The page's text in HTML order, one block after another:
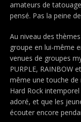
amateurs de
pensé. Pas la peine
Au niveau des
groupe en lui-même
venues de groupes
PURPLE, RAINBOW
même une touche de
Hard Rock
adoré, et que les
écouter encore